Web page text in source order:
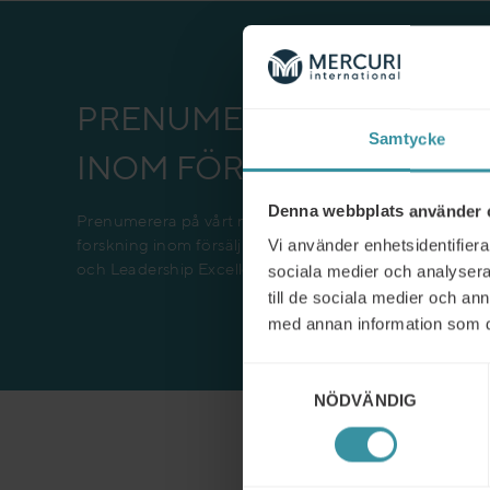
Samtycke
Denna webbplats använder
Vi använder
sociala medier och
till de sociala medier och
med annan information som
NÖDVÄNDIG
PRENUMERERA PÅ DET
INOM FÖRSÄLJNING!
Prenumerera på vårt nyhetsbrev och ta del av viktiga
forskning inom försäljning och ledarskap. Följ med oss
och Leadership Excellence!